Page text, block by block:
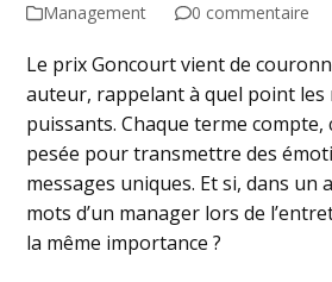
Management
0 commentaire
Le prix Goncourt vient de
auteur, rappelant à quel point les
puissants. Chaque terme
pesée pour transmettre des
messages uniques. Et si, dans un
mots d’un manager lors de
la même importance ?